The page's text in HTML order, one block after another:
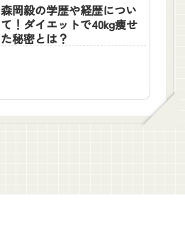
森岡毅の学歴や経歴につい
て！ダイエットで40kg痩せ
た秘密とは？